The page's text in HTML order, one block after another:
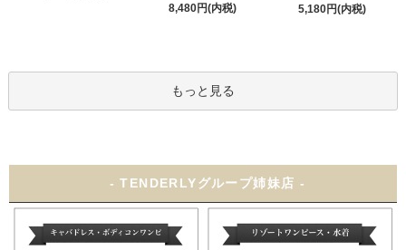
8,480円(内税)
5,180円(内税)
もっと見る
- TENDERLYグループ姉妹店 -